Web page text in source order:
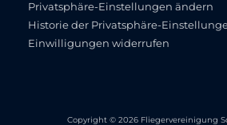
Privatsphäre-Einstellungen ändern
Historie der Privatsphäre-
Einwilligungen widerrufen
Copyright © 2026 Fliegervereinigung